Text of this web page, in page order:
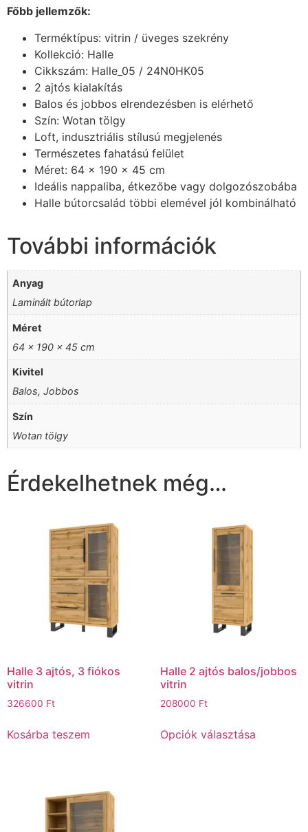
Főbb jellemzők:
Terméktípus: vitrin / üveges szekrény
Kollekció: Halle
Cikkszám: Halle_05 / 24N0HK05
2 ajtós kialakítás
Balos és jobbos elrendezésben is elérhető
Szín: Wotan tölgy
Loft, indusztriális stílusú megjelenés
Természetes fahatású felület
Méret: 64 × 190 × 45 cm
Ideális nappaliba, étkezőbe vagy dolgozószobába
Halle bútorcsalád többi elemével jól kombinálható
További információk
Anyag
Laminált bútorlap
Méret
64 x 190 x 45 cm
Kivitel
Balos, Jobbos
Szín
Wotan tölgy
Érdekelhetnek még…
Halle 3 ajtós, 3 fiókos
vitrin
326600 Ft
Kosárba teszem
Halle 2 ajtós balos/jobbos
vitrin
208000 Ft
Opciók választása